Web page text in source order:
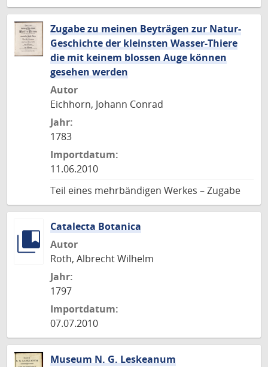
Zugabe zu meinen Beyträgen zur Natur-
Geschichte der kleinsten Wasser-Thiere
die mit keinem blossen Auge können
gesehen werden
Autor
Eichhorn, Johann Conrad
Jahr:
1783
Importdatum:
11.06.2010
Teil eines mehrbändigen Werkes – Zugabe
Catalecta Botanica
Autor
Roth, Albrecht Wilhelm
Jahr:
1797
Importdatum:
07.07.2010
Museum N. G. Leskeanum